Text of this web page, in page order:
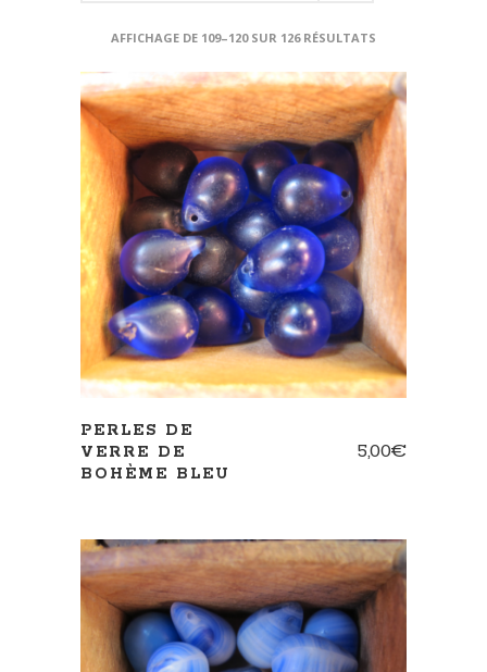
AFFICHAGE DE 109–120 SUR 126 RÉSULTATS
AJOUTER AU PANIER
PERLES DE
VERRE DE
BOHÈME BLEU
5,00€